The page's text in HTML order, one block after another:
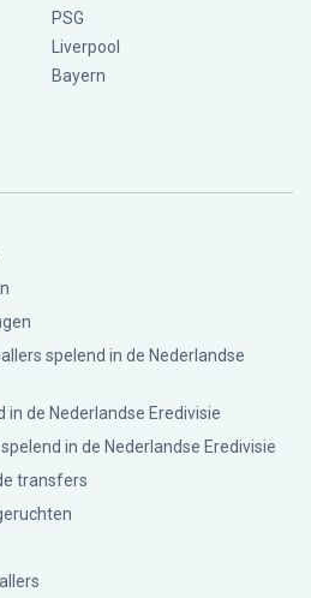
PSG
Liverpool
Bayern
spelend in de Nederlandse
in de Nederlandse Eredivisie
in de Nederlandse Eredivisie
transfers